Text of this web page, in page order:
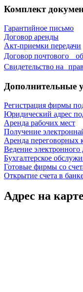
Комплект
Гарантийное письмо
Договор аренды
Акт-приемки передачи
Договор почтового
Свидетельствo на
Дополнительные
Регистрация фирмы
Юридический адрес
Аренда рабочих мест
Получение
Аренда переговорных
Ведение электронного
Бухгалтерское
Готовые фирмы со
Открытие счета в
Адрес на карте